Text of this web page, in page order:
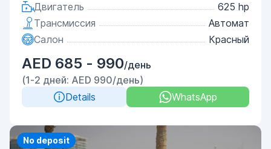
Двигатель
625 hp
Трансмиссия
Автомат
Салон
Красный
AED 685 - 990/день
(1-2 дней: AED 990/день)
Details
WhatsApp
No deposit